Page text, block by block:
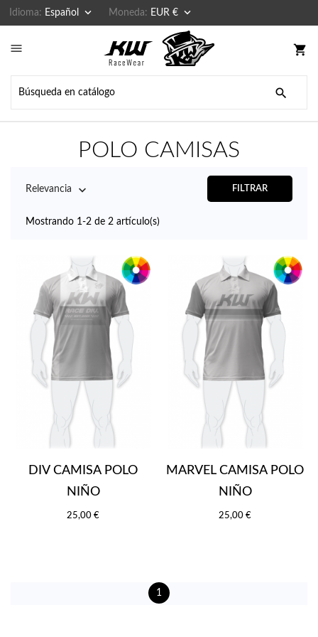
Idioma: Español  Moneda: EUR € 
 shopping_cart

POLO CAMISAS
Relevancia  FILTRAR
Mostrando 1-2 de 2 artículo(s)
DIV CAMISA POLO
NIÑO
25,00 €
MARVEL CAMISA POLO
NIÑO
25,00 €
1